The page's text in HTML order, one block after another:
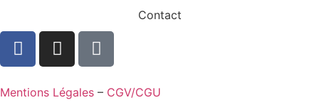
Contact
Mentions Légales – CGV/CGU